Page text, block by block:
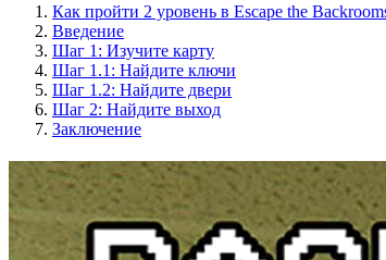
Как пройти 2 уровень в Escape the
Введение
Шаг 1: Изучите карту
Шаг 1.1: Найдите ключи
Шаг 1.2: Найдите двери
Шаг 2: Найдите выход
Заключение